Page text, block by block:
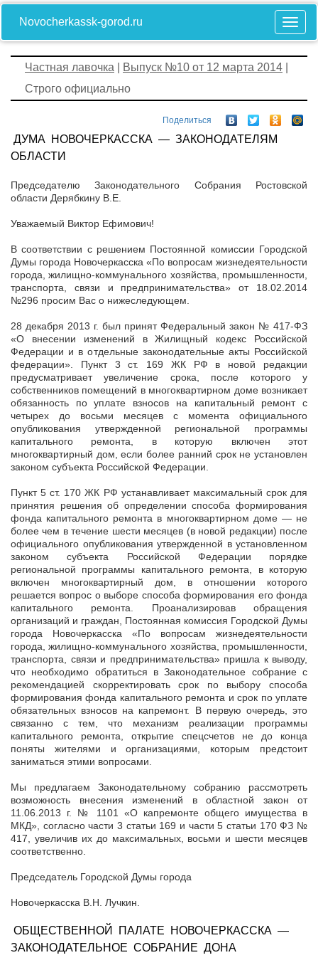
Novocherkassk-gorod.ru
Частная лавочка Выпуск №10 от 12 марта 2014
Строго официально
Поделиться
ДУМА НОВОЧЕРКАССКА — ЗАКОНОДАТЕЛЯМ
ОБЛАСТИ
Председателю Законодательного Собрания Ростовской
области Дерябкину В.Е.
Уважаемый Виктор Ефимович!
В соответствии с решением Постоянной комиссии Городской
Думы города Новочеркасска «По вопросам жизнедеятельности
города, жилищно-коммунального хозяйства, промышленности,
транспорта, связи и предпринимательства» от 18.02.2014
№296 просим Вас о нижеследующем.
28 декабря 2013 г. был принят Федеральный закон № 417-ФЗ
«О внесении изменений в Жилищный кодекс Российской
Федерации и в отдельные законодательные акты Российской
федерации». Пункт 3 ст. 169 ЖК РФ в новой редакции
предусматривает увеличение срока, после которого у
собственников помещений в многоквартирном доме возникает
обязанность по уплате взносов на капитальный ремонт с
четырех до восьми месяцев с момента официального
опубликования утвержденной региональной программы
капитального ремонта, в которую включен этот
многоквартирный дом, если более ранний срок не установлен
законом субъекта Российской Федерации.
Пункт 5 ст. 170 ЖК РФ устанавливает максимальный срок для
принятия решения об определении способа формирования
фонда капитального ремонта в многоквартирном доме — не
более чем в течение шести месяцев (в новой редакции) после
официального опубликования утвержденной в установленном
законом субъекта Российской Федерации порядке
региональной программы капитального ремонта, в которую
включен многоквартирный дом, в отношении которого
решается вопрос о выборе способа формирования его фонда
капитального ремонта. Проанализировав обращения
организаций и граждан, Постоянная комиссия Городской Думы
города Новочеркасска «По вопросам жизнедеятельности
города, жилищно-коммунального хозяйства, промышленности,
транспорта, связи и предпринимательства» пришла к выводу,
что необходимо обратиться в Законодательное собрание с
рекомендацией скорректировать срок по выбору способа
формирования фонда капитального ремонта и срок по уплате
обязательных взносов на капремонт. В первую очередь, это
связанно с тем, что механизм реализации программы
капитального ремонта, открытие спецсчетов не до конца
поняты жителями и организациями, которым предстоит
заниматься этими вопросами.
Мы предлагаем Законодательному собранию рассмотреть
возможность внесения изменений в областной закон от
11.06.2013 г. № 1101 «О капремонте общего имущества в
МКД», согласно части 3 статьи 169 и части 5 статьи 170 ФЗ №
417, увеличив их до максимальных, восьми и шести месяцев
соответственно.
Председатель Городской Думы города
Новочеркасска В.Н. Лучкин.
ОБЩЕСТВЕННОЙ ПАЛАТЕ НОВОЧЕРКАССКА —
ЗАКОНОДАТЕЛЬНОЕ СОБРАНИЕ ДОНА